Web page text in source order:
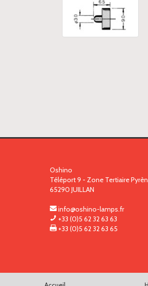
Oshino
Téléport 9 - Zone Tertiaire
65290 JUILLAN
info@oshino-lamps.fr
+33 (0)5 62 32 63 63
+33 (0)5 62 32 63 65